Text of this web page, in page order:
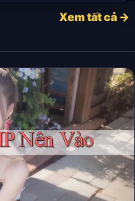
Xem tất cả →